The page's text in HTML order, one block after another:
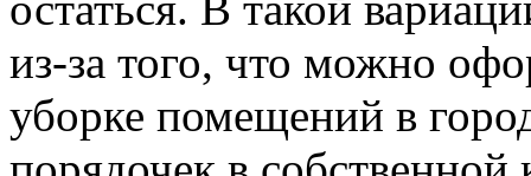
из-за того, что можно
уборке помещений в